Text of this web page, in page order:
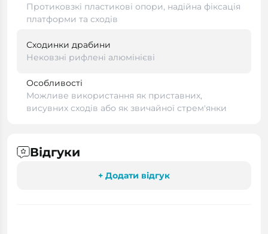
Протиковзкі пластикові опори, надійна фіксація
платформи та сходів
Сходинки драбини
Нековзні рифлені алюмінієві
Особливості
Можливе використання як приставних,
висувних сходів або як звичайної стрем'янки
Відгуки
+ Додати відгук